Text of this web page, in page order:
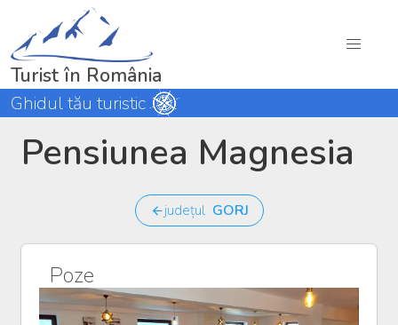
Turist în România
Ghidul tău turistic
Pensiunea Magnesia
județul GORJ
Poze